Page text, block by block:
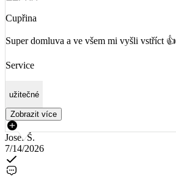
Cupřina
Super domluva a ve všem mi vyšli vstříct 👍
Service
užitečné
Zobrazit více
Josef Š.
7/14/2026